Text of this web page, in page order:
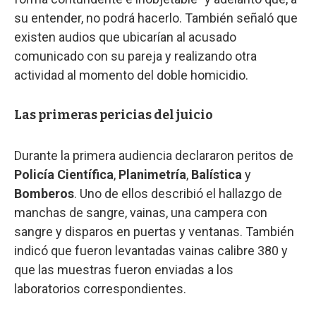
su entender, no podrá hacerlo. También señaló que
existen audios que ubicarían al acusado
comunicado con su pareja y realizando otra
actividad al momento del doble homicidio.
Las primeras pericias del juicio
Durante la primera audiencia declararon peritos de
Policía Científica, Planimetría, Balística y
Bomberos. Uno de ellos describió el hallazgo de
manchas de sangre, vainas, una campera con
sangre y disparos en puertas y ventanas. También
indicó que fueron levantadas vainas calibre 380 y
que las muestras fueron enviadas a los
laboratorios correspondientes.